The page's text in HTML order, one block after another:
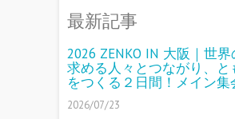
最新記事
2026 ZENKO IN 大阪｜世
求める人々とつながり、と
をつくる２日間！メイン集
2026/07/23